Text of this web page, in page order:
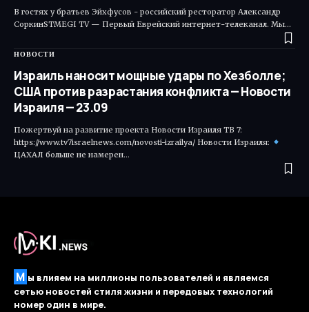
В гостях у братьев Эйхфусов - российский ресторатор Александр
СоркинSTMEGI TV — Первый Еврейский интернет-телеканал. Мы…
НОВОСТИ
Израиль наносит мощные удары по Хезболле;
США против разрастания конфликта — Новости
Израиля — 23.09
Пожертвуй на развитие проекта Новости Израиля ТВ 7:
https://www.tv7israelnews.com/novosti-izrailya/ Новости Израиля:
ЦАХАЛ больше не намерен…
М ы влияем на миллионы пользователей и являемся
сетью новостей стиля жизни и передовых технологий
номер один в мире.